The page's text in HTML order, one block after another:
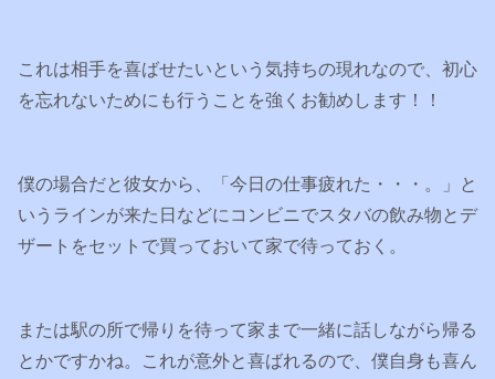
これは相手を喜ばせたいという気持ちの現れなので、初心
を忘れないためにも行うことを強くお勧めします！！
僕の場合だと彼女から、「今日の仕事疲れた・・・。」と
いうラインが来た日などにコンビニでスタバの飲み物とデ
ザートをセットで買っておいて家で待っておく。
または駅の所で帰りを待って家まで一緒に話しながら帰る
とかですかね。これが意外と喜ばれるので、僕自身も喜ん